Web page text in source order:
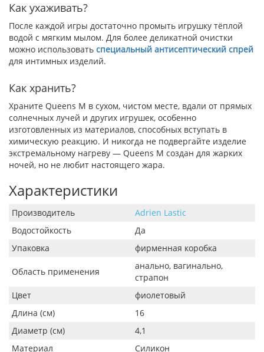
Как ухаживать?
После каждой игры достаточно промыть игрушку тёплой
водой с мягким мылом. Для более деликатной очистки
можно использовать специальный антисептический спрей
для интимных изделий.
Как хранить?
Храните Queens M в сухом, чистом месте, вдали от прямых
солнечных лучей и других игрушек, особенно
изготовленных из материалов, способных вступать в
химическую реакцию. И никогда не подвергайте изделие
экстремальному нагреву — Queens M создан для жарких
ночей, но не любит настоящего жара.
Характеристики
Производитель
Adrien Lastic
Водостойкость
Да
Упаковка
фирменная коробка
Область применения
анально, вагинально,
страпон
Цвет
фиолетовый
Длина (см)
16
Диаметр (см)
4,1
Материал
Силикон